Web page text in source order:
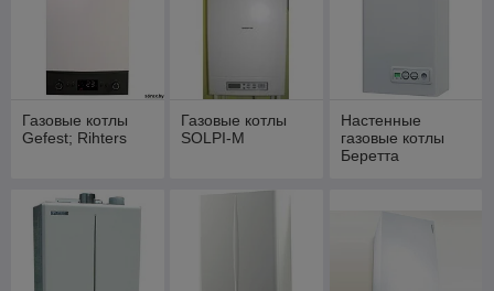
Газовые котлы
Gefest; Rihters
Газовые котлы
SOLPI-M
Настенные
газовые котлы
Беретта